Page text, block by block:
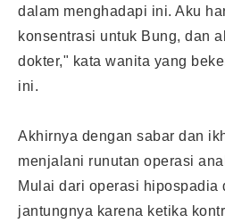
dalam menghadapi ini. Aku
konsentrasi untuk Bung, dan
dokter," kata wanita yang
ini.
Akhirnya dengan sabar dan
menjalani runutan operasi
Mulai dari operasi hipospadia
jantungnya karena ketika